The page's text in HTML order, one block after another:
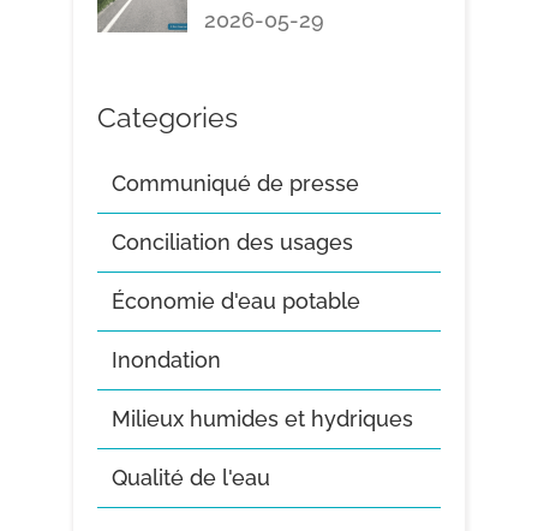
2026-05-29
Categories
Communiqué de presse
Conciliation des usages
Économie d'eau potable
Inondation
Milieux humides et hydriques
Qualité de l'eau